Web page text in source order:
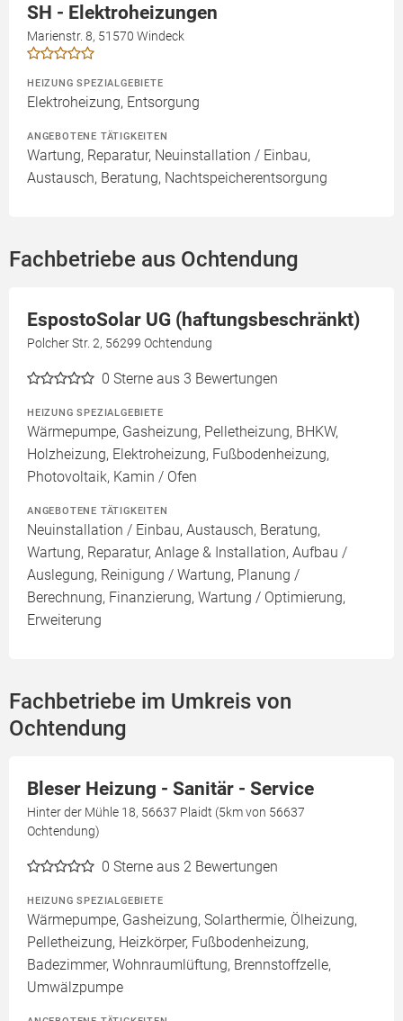
SH - Elektroheizungen
Marienstr. 8, 51570 Windeck
HEIZUNG SPEZIALGEBIETE
Elektroheizung, Entsorgung
ANGEBOTENE TÄTIGKEITEN
Wartung, Reparatur, Neuinstallation / Einbau,
Austausch, Beratung, Nachtspeicherentsorgung
Fachbetriebe aus Ochtendung
EspostoSolar UG (haftungsbeschränkt)
Polcher Str. 2, 56299 Ochtendung
0 Sterne aus 3 Bewertungen
HEIZUNG SPEZIALGEBIETE
Wärmepumpe, Gasheizung, Pelletheizung, BHKW,
Holzheizung, Elektroheizung, Fußbodenheizung,
Photovoltaik, Kamin / Ofen
ANGEBOTENE TÄTIGKEITEN
Neuinstallation / Einbau, Austausch, Beratung,
Wartung, Reparatur, Anlage & Installation, Aufbau /
Auslegung, Reinigung / Wartung, Planung /
Berechnung, Finanzierung, Wartung / Optimierung,
Erweiterung
Fachbetriebe im Umkreis von
Ochtendung
Bleser Heizung - Sanitär - Service
Hinter der Mühle 18, 56637 Plaidt (5km von 56637
Ochtendung)
0 Sterne aus 2 Bewertungen
HEIZUNG SPEZIALGEBIETE
Wärmepumpe, Gasheizung, Solarthermie, Ölheizung,
Pelletheizung, Heizkörper, Fußbodenheizung,
Badezimmer, Wohnraumlüftung, Brennstoffzelle,
Umwälzpumpe